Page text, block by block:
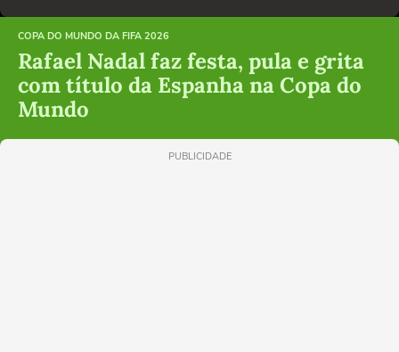
COPA DO MUNDO DA FIFA 2026
Rafael Nadal faz festa, pula e grita
com título da Espanha na Copa do
Mundo
PUBLICIDADE